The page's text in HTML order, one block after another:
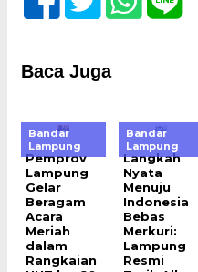
Baca Juga
Bandar
Lampung
Pemprov
Lampung
Gelar
Beragam
Acara
Meriah
dalam
Rangkaian
Bandar
Lampung
Langkah
Nyata
Menuju
Indonesia
Bebas
Merkuri:
Lampung
Resmi